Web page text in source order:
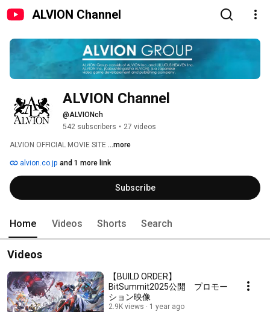
ALVION Channel
ALVION Channel
@ALVIONch
542 subscribers • 27 videos
ALVION OFFICIAL MOVIE SITE ...more
alvion.co.jp and 1 more link
Subscribe
Home Videos Shorts Search
Videos
【BUILD ORDER】
BitSummit2025公開 プロモー
ション映像
2.9K views 1 year ago